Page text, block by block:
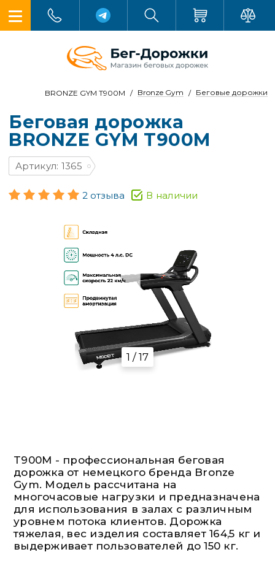
Беговые дорожки
Bronze Gym
BRONZE GYM T900M
Беговая дорожка
BRONZE GYM T900M
Артикул: 1365
2 отзыва В наличии
1 / 17
T900M - профессиональная беговая
дорожка от немецкого бренда Bronze
Gym. Модель рассчитана на
многочасовые нагрузки и предназначена
для использования в залах с различным
уровнем потока клиентов. Дорожка
тяжелая, вес изделия составляет 164,5 кг и
выдерживает пользователей до 150 кг.